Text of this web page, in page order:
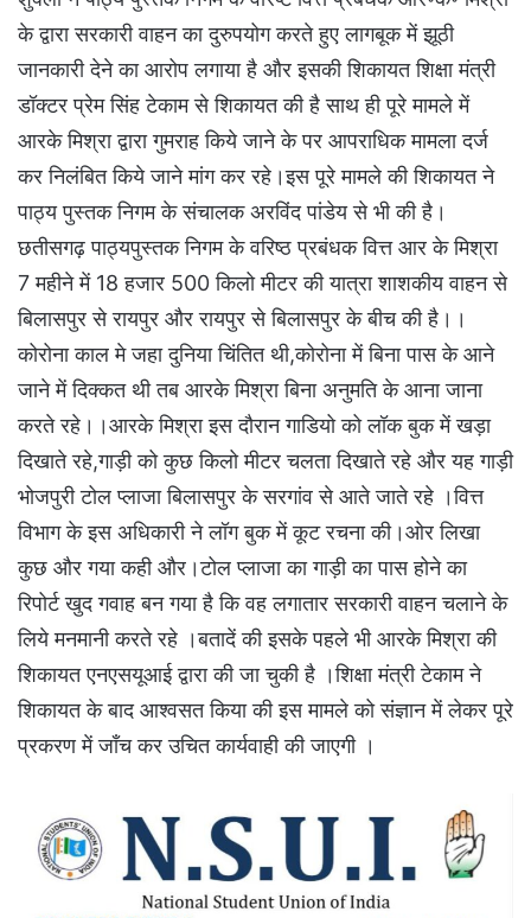
के द्वारा सरकारी वाहन का दुरुपयोग करते हुए लागबूक में झूठी
जानकारी देने का आरोप लगाया है और इसकी शिकायत शिक्षा मंत्री
डॉक्टर प्रेम सिंह टेकाम से शिकायत की है साथ ही पूरे मामले में
आरके मिश्रा द्वारा गुमराह किये जाने के पर आपराधिक मामला दर्ज
कर निलंबित किये जाने मांग कर रहे।इस पूरे मामले की शिकायत ने
पाठ्य पुस्तक निगम के संचालक अरविंद पांडेय से भी की है।
छतीसगढ़ पाठ्यपुस्तक निगम के वरिष्ठ प्रबंधक वित्त आर के मिश्रा
7 महीने में 18 हजार 500 किलो मीटर की यात्रा शाशकीय वाहन से
बिलासपुर से रायपुर और रायपुर से बिलासपुर के बीच की है।।
कोरोना काल मे जहा दुनिया चिंतित थी,कोरोना में बिना पास के आने
जाने में दिक्कत थी तब आरके मिश्रा बिना अनुमति के आना जाना
करते रहे।।आरके मिश्रा इस दौरान गाडियो को लॉक बुक में खड़ा
दिखाते रहे,गाड़ी को कुछ किलो मीटर चलता दिखाते रहे और यह गाड़ी
भोजपुरी टोल प्लाजा बिलासपुर के सरगांव से आते जाते रहे ।वित्त
विभाग के इस अधिकारी ने लॉग बुक में कूट रचना की।ओर लिखा
कुछ और गया कही और।टोल प्लाजा का गाड़ी का पास होने का
रिपोर्ट खुद गवाह बन गया है कि वह लगातार सरकारी वाहन चलाने के
लिये मनमानी करते रहे ।बतादें की इसके पहले भी आरके मिश्रा की
शिकायत एनएसयूआई द्वारा की जा चुकी है ।शिक्षा मंत्री टेकाम ने
शिकायत के बाद आश्वसत किया की इस मामले को संज्ञान में लेकर पूरे
प्रकरण में जाँच कर उचित कार्यवाही की जाएगी ।